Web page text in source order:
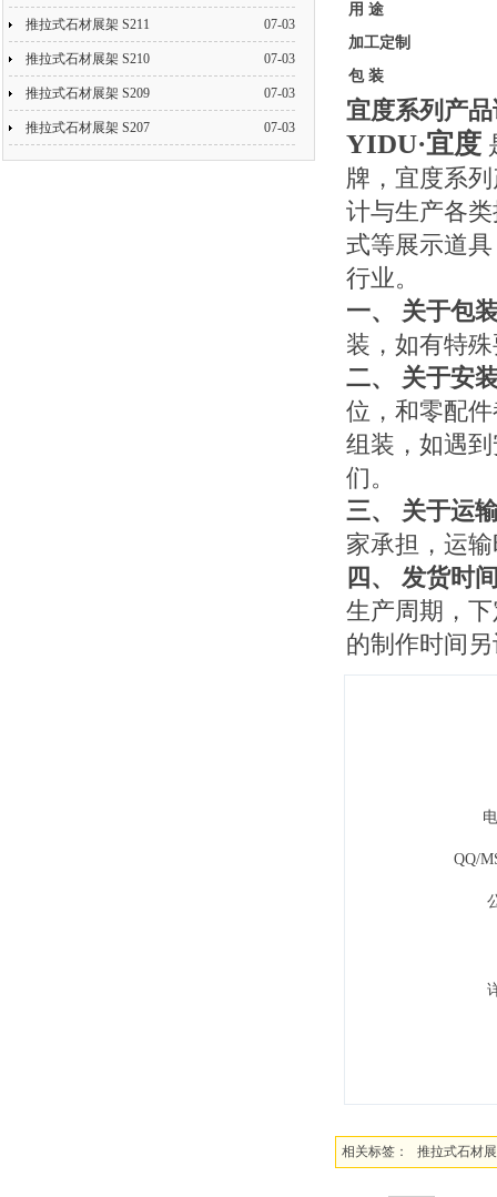
推拉式石材展架 S211 07-03
推拉式石材展架 S210 07-03
推拉式石材展架 S209 07-03
推拉式石材展架 S207 07-03
用 途
加工定制
包 装
宜度系列产
YIDU·宜度
牌，宜度系
计与生产各
式等展示道
行业。
一、 关于包
装，如有特
二、 关于安
位，和零配
组装，如遇
们。
三、 关于运
家承担，运
四、 发货时
生产周期，
的制作时间
QQ/
相关标签： 推拉式石材